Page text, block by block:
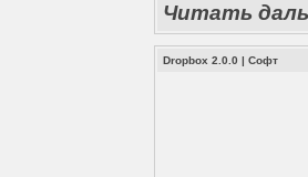
Читать
Dropbox 2.0.0 | Софт